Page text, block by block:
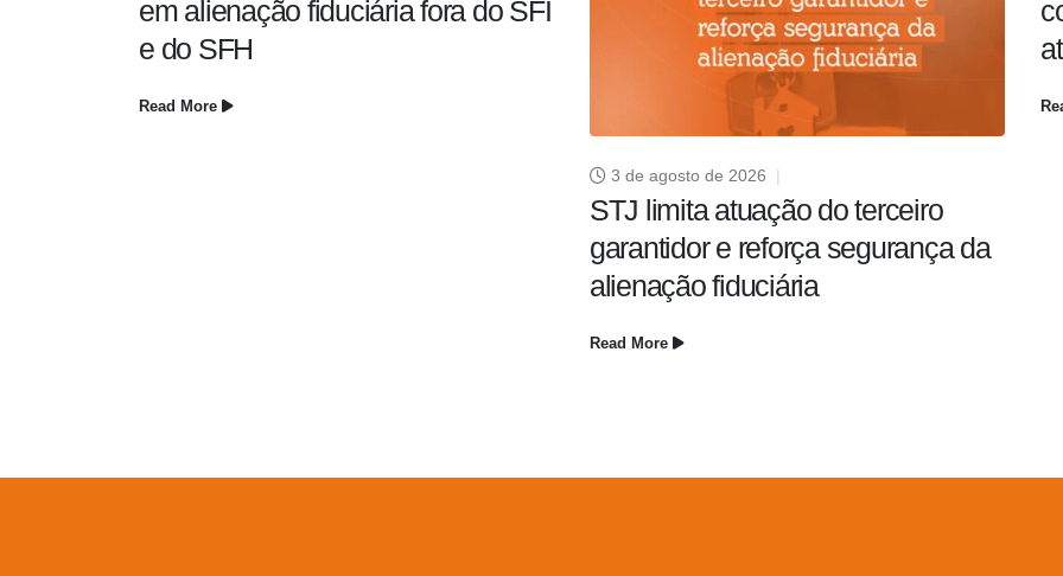
em alienação fiduciária fora do SFI
e do SFH
Read More
3 de agosto de 2026
STJ limita atuação do terceiro
garantidor e reforça segurança da
alienação fiduciária
Read More